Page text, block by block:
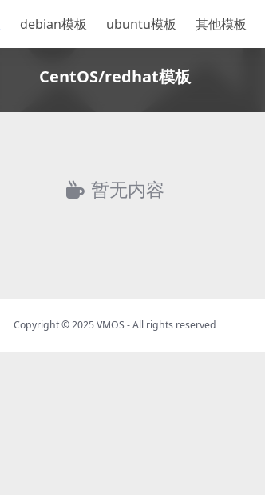
debian模板 ubuntu模板 其他模板
CentOS/redhat模板
暂无内容
Copyright © 2025VMOS - All rights reserved